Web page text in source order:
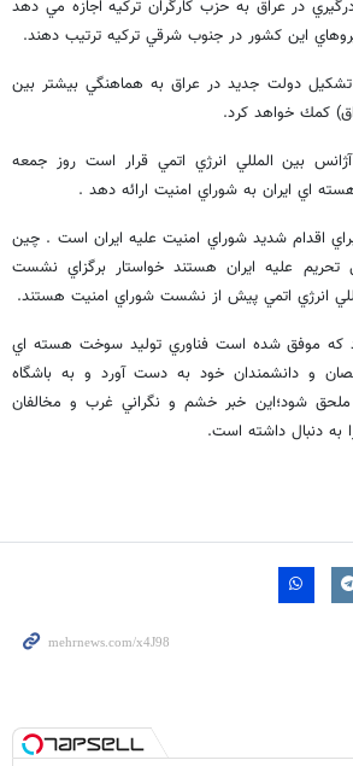
در عراق به حزب كارگران تركيه اجازه مي دهد
اين كشور در جنوب شرقي تركيه ترتيب دهند.
دولت جديد در عراق به هماهنگي بيشتر بين
كمك خواهد كرد.
بين المللي انرژي اتمي قرار است روز جمعه
اي ايران به شوراي امنيت ارائه دهد .
اقدام شديد شوراي امنيت عليه ايران است . چين
عليه ايران هستند خواستار برگزاي نشست
انرژي اتمي پيش از نشست شوراي امنيت هستند.
كرد كه موفق شده است فناوري توليد سوخت هسته اي
و دانشمندان خود به دست آورد و به باشگاه
شود؛اين خبر خشم و نگراني غرب و مخالفان
به دنبال داشته است.